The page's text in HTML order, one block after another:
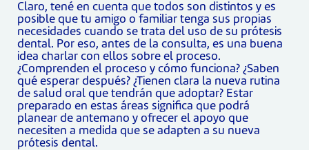
Claro, tené en cuenta que todos son distintos y es
posible que tu amigo o familiar tenga sus propias
necesidades cuando se trata del uso de su prótesis
dental. Por eso, antes de la consulta, es una buena
idea charlar con ellos sobre el proceso.
¿Comprenden el proceso y cómo funciona? ¿Saben
qué esperar después? ¿Tienen clara la nueva rutina
de salud oral que tendrán que adoptar? Estar
preparado en estas áreas significa que podrá
planear de antemano y ofrecer el apoyo que
necesiten a medida que se adapten a su nueva
prótesis dental.